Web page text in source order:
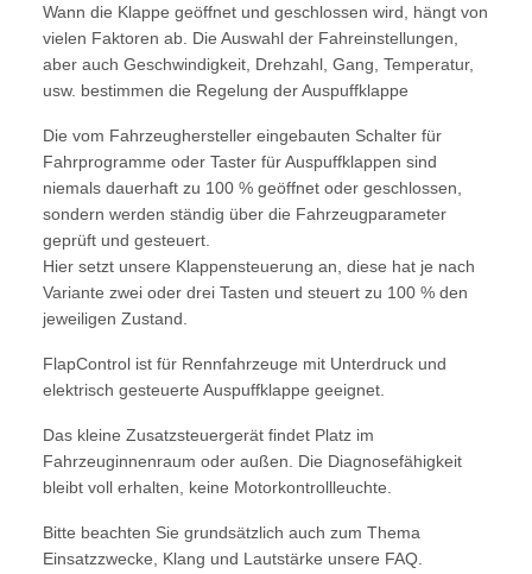
Wann die Klappe geöffnet und geschlossen wird, hängt von
vielen Faktoren ab. Die Auswahl der Fahreinstellungen,
aber auch Geschwindigkeit, Drehzahl, Gang, Temperatur,
usw. bestimmen die Regelung der Auspuffklappe
Die vom Fahrzeughersteller eingebauten Schalter für
Fahrprogramme oder Taster für Auspuffklappen sind
niemals dauerhaft zu 100 % geöffnet oder geschlossen,
sondern werden ständig über die Fahrzeugparameter
geprüft und gesteuert.
Hier setzt unsere Klappensteuerung an, diese hat je nach
Variante zwei oder drei Tasten und steuert zu 100 % den
jeweiligen Zustand.
FlapControl ist für Rennfahrzeuge mit Unterdruck und
elektrisch gesteuerte Auspuffklappe geeignet.
Das kleine Zusatzsteuergerät findet Platz im
Fahrzeuginnenraum oder außen. Die Diagnosefähigkeit
bleibt voll erhalten, keine Motorkontrollleuchte.
Bitte beachten Sie grundsätzlich auch zum Thema
Einsatzzwecke, Klang und Lautstärke unsere FAQ.